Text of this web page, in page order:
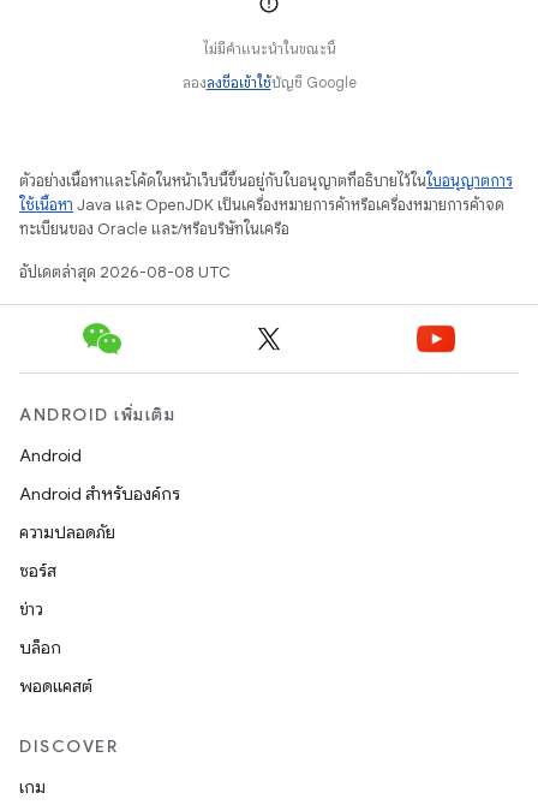
ไม่มีคำแนะนำในขณะนี้
ลองลงชื่อเข้าใช้บัญชี Google
ตัวอย่างเนื้อหาและโค้ดในหน้าเว็บนี้ขึ้นอยู่กับใบอนุญาตที่อธิบายไว้ในใบอนุญาตการ
ใช้เนื้อหา Java และ OpenJDK เป็นเครื่องหมายการค้าหรือเครื่องหมายการค้าจด
ทะเบียนของ Oracle และ/หรือบริษัทในเครือ
อัปเดตล่าสุด 2026-08-08 UTC
ANDROID เพิ่มเติม
Android
Android สำหรับองค์กร
ความปลอดภัย
ซอร์ส
ข่าว
บล็อก
พอดแคสต์
DISCOVER
เกม